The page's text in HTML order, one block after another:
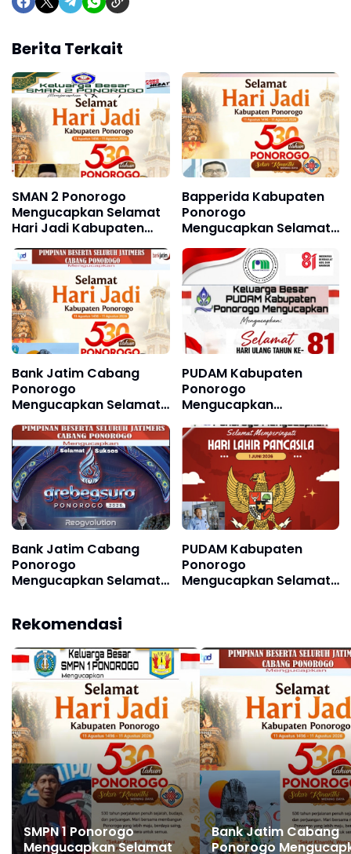
Berita Terkait
SMAN 2 Ponorogo
Mengucapkan Selamat
Hari Jadi Kabupaten
Ponorogo ke 530, 11
Agustus 1496 - 11
Agustus 2026
Bapperida Kabupaten
Ponorogo
Mengucapkan Selamat
Hari Jadi Kabupaten
Ponorogo ke 530, 11
Agustus 1496 - 11
Agustus 2026
Bank Jatim Cabang
Ponorogo
Mengucapkan Selamat
Hari Jadi Kabupaten
Ponorogo ke 530, 11
Agustus 1496 - 11
Agustus 2026
PUDAM Kabupaten
Ponorogo
Mengucapkan
Dirgahayu Republik
Indonesia ke 81, 17
Agustus 1945 - 17
Agustus 2026
Bank Jatim Cabang
Ponorogo
Mengucapkan Selamat
Remaja XXII & Festival
Nasional Reog
Ponorogo XXXI Tahun
2026
PUDAM Kabupaten
Ponorogo
Mengucapkan Selamat
Rekomendasi
SMPN 1 Ponorogo
Mengucapkan Selamat
Bank Jatim Cabang
Ponorogo